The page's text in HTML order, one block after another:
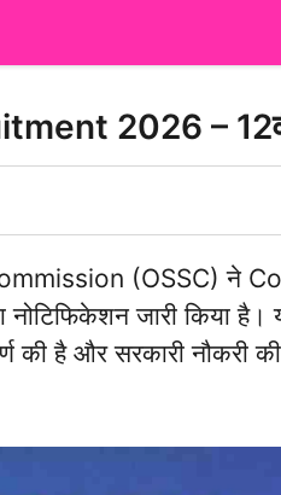
2026 – 12वीं
(OSSC) ने
जारी किया है।
की है और सरकारी नौकरी